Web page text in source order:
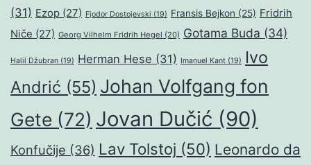
(31) Ezop (27) Fjodor Dostojevski (19) Fransis Bejkon (25) Fridrih
Niče (27) Georg Vilhelm Fridrih Hegel (20) Gotama Buda (34)
Halil Džubran (19) Herman Hese (31) Imanuel Kant (19)
Ivo
Andrić (55) Johan Volfgang fon
Gete (72) Jovan Dučić (90)
Konfučije (36) Lav Tolstoj (50) Leonardo da